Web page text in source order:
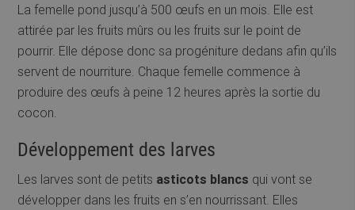
La femelle pond jusqu’à 500 œufs en un mois. Elle est
attirée par les fruits mûrs ou les fruits sur le point de
pourrir. Elle dépose donc sa progéniture dedans afin qu’ils
servent de nourriture. Chaque femelle commence à
produire des œufs à peine 12 heures après la sortie du
cocon.
Développement des larves
Les larves sont de petits asticots blancs qui vont se
développer dans les fruits en s’en nourrissant. Elles